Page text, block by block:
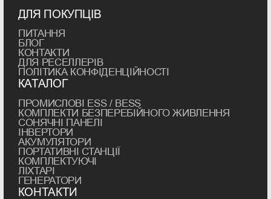
ДЛЯ ПОКУПЦІВ
ПИТАННЯ
БЛОГ
КОНТАКТИ
ДЛЯ РЕСЕЛЛЕРІВ
ПОЛІТИКА КОНФІДЕНЦІЙНОСТІ
КАТАЛОГ
ПРОМИСЛОВІ ESS / BESS
КОМПЛЕКТИ БЕЗПЕРЕБІЙНОГО ЖИВЛЕННЯ
СОНЯЧНІ ПАНЕЛІ
ІНВЕРТОРИ
АКУМУЛЯТОРИ
ПОРТАТИВНІ СТАНЦІЇ
КОМПЛЕКТУЮЧІ
ЛІХТАРІ
ГЕНЕРАТОРИ
КОНТАКТИ